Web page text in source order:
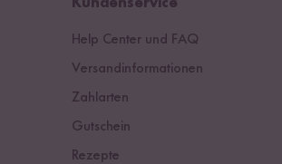
Kundenservice
Help Center und FAQ
Versandinformationen
Zahlarten
Gutschein
Rezepte